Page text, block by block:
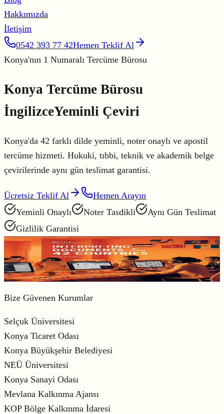
Hakkımızda
İletişim
0542 393 77 42Hemen Teklif Al
Konya'nın 1 Numaralı Tercüme Bürosu
Konya Tercüme Bürosu
İngilizceYeminli Çeviri
Konya'da 42 farklı dilde yeminli, noter onaylı ve apostil
tercüme hizmeti. Hukuki, tıbbi, teknik ve akademik belge
çevirilerinde aynı gün teslimat garantisi.
Ücretsiz Teklif Al
Hemen Arayın
Yeminli Onaylı
Noter Tasdikli
Aynı Gün Teslimat
Gizlilik Garantisi
42+ Dil Desteği
Profesyonel yeminli çeviri
Bize Güvenen Kurumlar
Selçuk Üniversitesi
Konya Ticaret Odası
Konya Büyükşehir Belediyesi
NEÜ Üniversitesi
Konya Sanayi Odası
Mevlana Kalkınma Ajansı
KOP Bölge Kalkınma İdaresi